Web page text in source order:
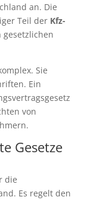
an. Die
Teil der Kfz-
Sie
Ein
von
Gesetze
die
Es regelt den